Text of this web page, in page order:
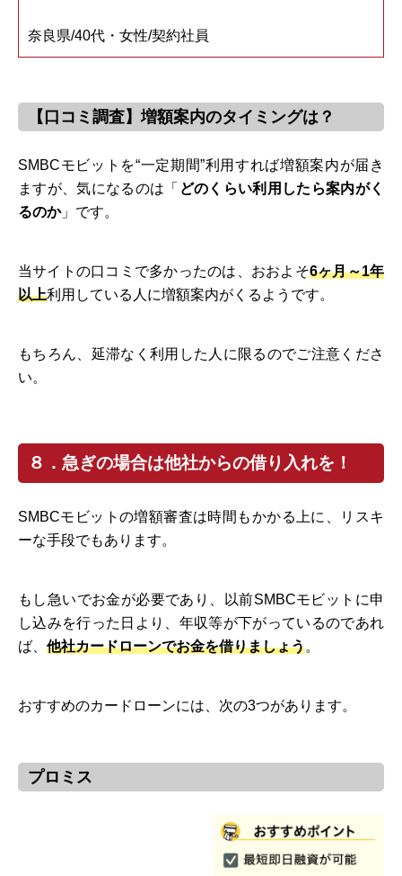
奈良県/40代・女性/契約社員
【口コミ調査】増額案内のタイミングは？
SMBCモビットを“一定期間”利用すれば増額案内が届き
ますが、気になるのは「 どのくらい利用したら案内がく
るのか」です。
当サイトの口コミで多かったのは、おおよそ6ヶ月～1年
以上利用している人に増額案内がくるようです。
もちろん、延滞なく利用した人に限るのでご注意くださ
い。
８．急ぎの場合は他社からの借り入れを！
SMBCモビットの増額審査は時間もかかる上に、リスキ
ーな手段でもあります。
もし急いでお金が必要であり、以前SMBCモビットに申
し込みを行った日より、年収等が下がっているのであれ
ば、 他社カードローンでお金を借りましょう。
おすすめのカードローンには、次の3つがあります。
プロミス